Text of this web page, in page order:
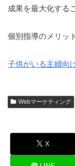
成果を最大化する
個別指導のメリッ
子供がいる主婦向
Webマーケティング
X